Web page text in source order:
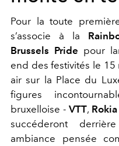
Pour la toute
s’associe à la
Brussels Pride pour
end des festivités le
air sur la Place du
figures
bruxelloise - VTT,
succéderont
ambiance pensée